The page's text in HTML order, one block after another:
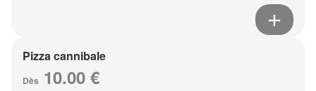
Pizza cannibale
Dès 10.00 €